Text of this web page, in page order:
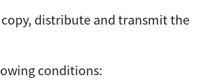
distribute and transmit the
conditions: